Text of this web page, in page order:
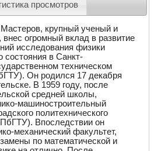
просмотров
крупный ученый и
внес огромный вклад в развитие
исследования физики
состояния в Санкт-
техническом
Он родился 17 декабря
В 1959 году, после
средней школы,
машиностроительный
политехнического
Впоследствии он
механический факультет,
по математической и